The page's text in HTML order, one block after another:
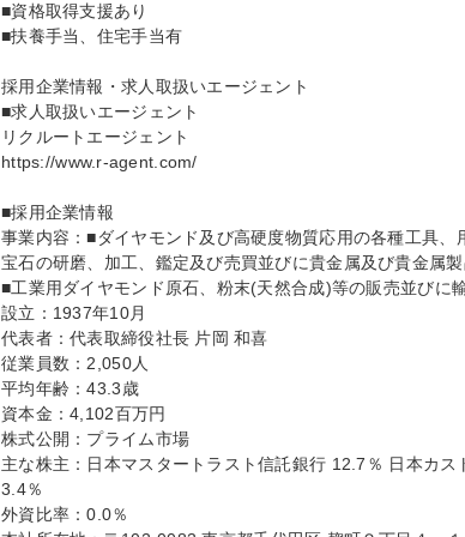
■資格取得支援あり
■扶養手当、住宅手当有
採用企業情報・求人取扱いエージェント
■求人取扱いエージェント
リクルートエージェント
https://www.r-agent.com/
■採用企業情報
事業内容：■ダイヤモンド及び高硬度物質応用の各種工具
宝石の研磨、加工、鑑定及び売買並びに貴金属及び貴金属
■工業用ダイヤモンド原石、粉末(天然合成)等の販売並びに
設立：1937年10月
代表者：代表取締役社長 片岡 和喜
従業員数：2,050人
平均年齢：43.3歳
資本金：4,102百万円
株式公開：プライム市場
主な株主：日本マスタートラスト信託銀行 12.7％ 日本カ
3.4％
外資比率：0.0％